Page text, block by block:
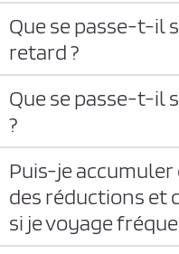
Que se passe-t-il
retard ?
Que se passe-t-il
?
Puis-je
des réductions et
si je voyage